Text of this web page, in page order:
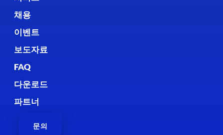
채용
이벤트
보도자료
FAQ
다운로드
파트너
문의